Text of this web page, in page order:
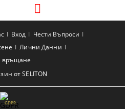
от SELITON
Вход
Чести Въпроси
Лични Данни
връщане
GDPR